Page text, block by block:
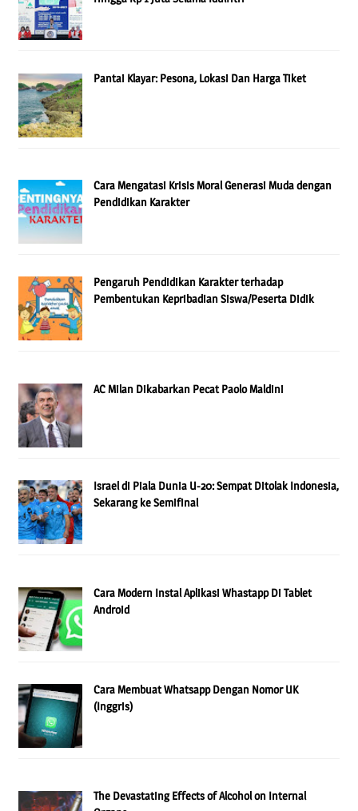
Pantai Klayar: Pesona, Lokasi Dan Harga Tiket
Cara Mengatasi Krisis Moral Generasi Muda dengan
Pendidikan Karakter
Pengaruh Pendidikan Karakter terhadap
Pembentukan Kepribadian Siswa/Peserta Didik
AC Milan Dikabarkan Pecat Paolo Maldini
Israel di Piala Dunia U-20: Sempat Ditolak Indonesia,
Sekarang ke Semifinal
Cara Modern Instal Aplikasi Whastapp Di Tablet
Android
Cara Membuat Whatsapp Dengan Nomor UK
(Inggris)
The Devastating Effects of Alcohol on Internal